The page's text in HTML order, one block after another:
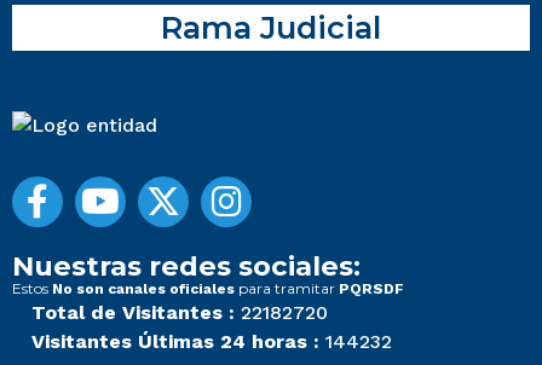
Rama Judicial
Nuestras redes sociales:
Estos No son canales oficiales para tramitar PQRSDF
Total de Visitantes : 22182720
Visitantes Últimas 24 horas : 144232